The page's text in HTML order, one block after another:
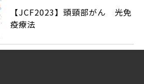
【JCF2023】頭頸部がん 光免
疫療法